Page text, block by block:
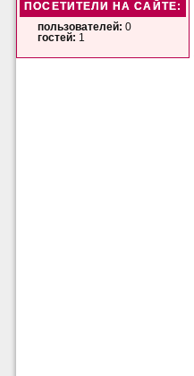
ПОСЕТИТЕЛИ НА САЙТЕ:
пользователей: 0
гостей: 1